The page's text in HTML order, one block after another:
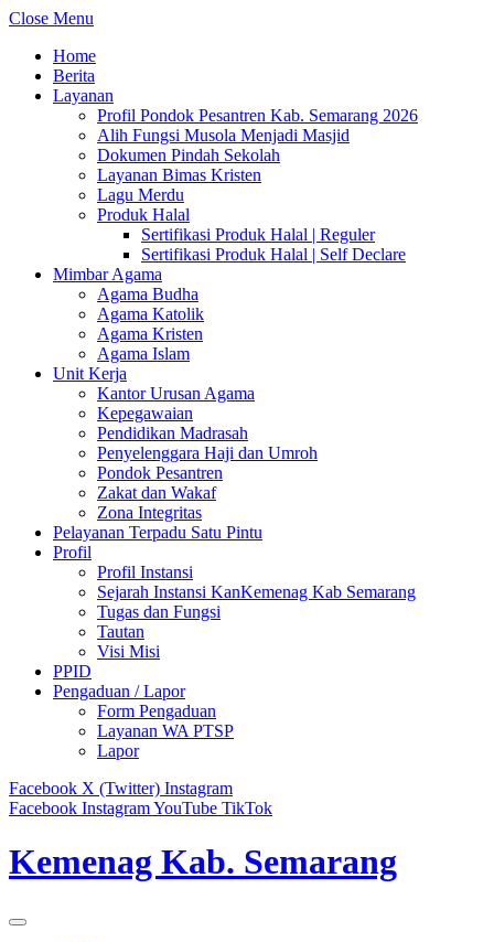
Close Menu
Home
Berita
Layanan
Profil Pondok Pesantren Kab. Semarang 2026
Alih Fungsi Musola Menjadi Masjid
Dokumen Pindah Sekolah
Layanan Bimas Kristen
Lagu Merdu
Produk Halal
Sertifikasi Produk Halal | Reguler
Sertifikasi Produk Halal | Self Declare
Mimbar Agama
Agama Budha
Agama Katolik
Agama Kristen
Agama Islam
Unit Kerja
Kantor Urusan Agama
Kepegawaian
Pendidikan Madrasah
Penyelenggara Haji dan Umroh
Pondok Pesantren
Zakat dan Wakaf
Zona Integritas
Pelayanan Terpadu Satu Pintu
Profil
Profil Instansi
Sejarah Instansi KanKemenag Kab Semarang
Tugas dan Fungsi
Tautan
Visi Misi
PPID
Pengaduan / Lapor
Form Pengaduan
Layanan WA PTSP
Lapor
Facebook X (Twitter) Instagram
Facebook InstagramYouTube TikTok
Kemenag Kab. Semarang